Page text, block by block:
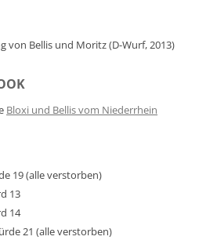
von Bellis und Moritz (D-Wurf, 2013)
Bloxi und Bellis vom Niederrhein
19 (alle verstorben)
13
14
21 (alle verstorben)